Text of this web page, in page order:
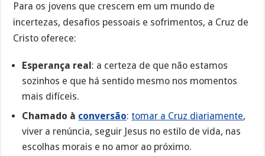
Para os jovens que crescem em um mundo de
incertezas, desafios pessoais e sofrimentos, a Cruz de
Cristo oferece:
Esperança real: a certeza de que não estamos
sozinhos e que há sentido mesmo nos momentos
mais difíceis.
Chamado à conversão:tomar a Cruz diariamente,
viver a renúncia, seguir Jesus no estilo de vida, nas
escolhas morais e no amor ao próximo.